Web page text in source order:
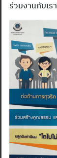
ร่วมงานกับเรา